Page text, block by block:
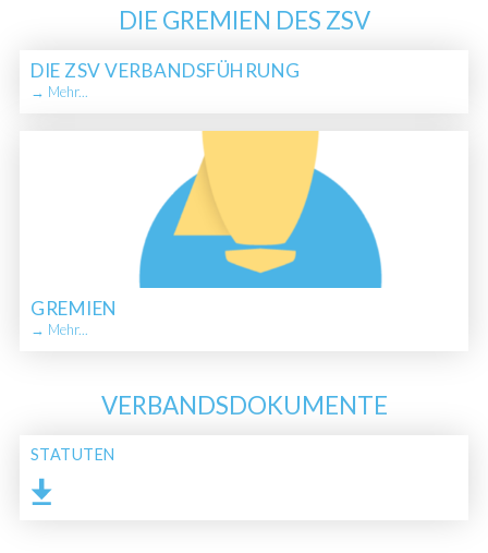
DIE GREMIEN DES ZSV
DIE ZSV VERBANDSFÜHRUNG
→ Mehr...
GREMIEN
→ Mehr...
VERBANDSDOKUMENTE
STATUTEN